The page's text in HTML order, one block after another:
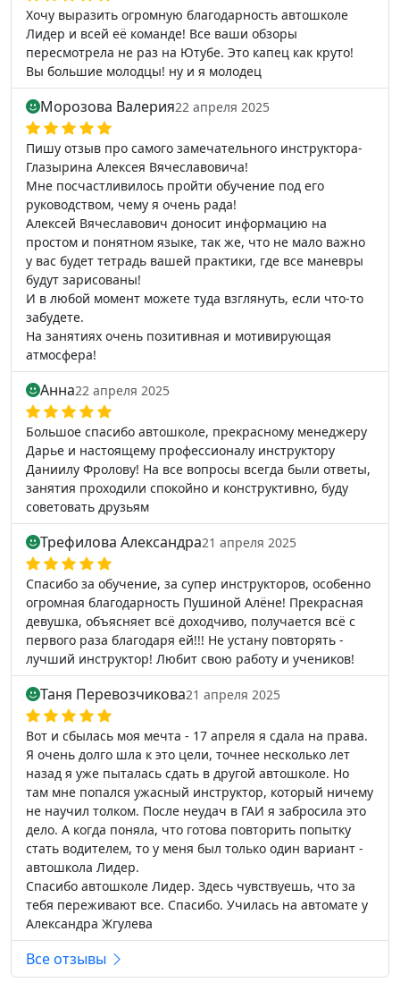
Хочу выразить огромную благодарность автошколе
Лидер и всей её команде! Все ваши обзоры
пересмотрела не раз на Ютубе. Это капец как круто!
Вы большие молодцы! ну и я молодец
Морозова Валерия22 апреля 2025
Пишу отзыв про самого замечательного инструктора-
Глазырина Алексея Вячеславовича!
Мне посчастливилось пройти обучение под его
руководством, чему я очень рада!
Алексей Вячеславович доносит информацию на
простом и понятном языке, так же, что не мало важно
у вас будет тетрадь вашей практики, где все маневры
будут зарисованы!
И в любой момент можете туда взглянуть, если что-то
забудете.
На занятиях очень позитивная и мотивирующая
атмосфера!
Анна22 апреля 2025
Большое спасибо автошколе, прекрасному менеджеру
Дарье и настоящему профессионалу инструктору
Даниилу Фролову! На все вопросы всегда были ответы,
занятия проходили спокойно и конструктивно, буду
советовать друзьям
Трефилова Александра21 апреля 2025
Спасибо за обучение, за супер инструкторов, особенно
огромная благодарность Пушиной Алёне! Прекрасная
девушка, объясняет всё доходчиво, получается всё с
первого раза благодаря ей!!! Не устану повторять -
лучший инструктор! Любит свою работу и учеников!
Таня Перевозчикова21 апреля 2025
Вот и сбылась моя мечта - 17 апреля я сдала на права.
Я очень долго шла к это цели, точнее несколько лет
назад я уже пыталась сдать в другой автошколе. Но
там мне попался ужасный инструктор, который ничему
не научил толком. После неудач в ГАИ я забросила это
дело. А когда поняла, что готова повторить попытку
стать водителем, то у меня был только один вариант -
автошкола Лидер.
Спасибо автошколе Лидер. Здесь чувствуешь, что за
тебя переживают все. Спасибо. Училась на автомате у
Александра Жгулева
Все отзывы